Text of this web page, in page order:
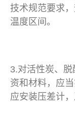
技术规范要求
温度区间。
3.对活性炭、
资和材料，应
应安装压差计